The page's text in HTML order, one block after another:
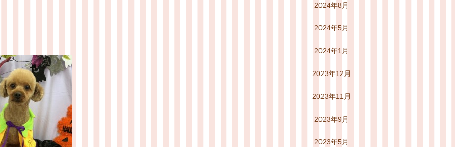
2024年8月
2024年5月
2024年1月
2023年12月
2023年11月
2023年9月
2023年5月